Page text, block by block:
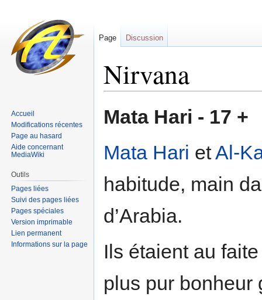
Nirvana
navigation
recherche
Mata Hari - 17 +
Mata Hari etAl-
habitude, main
d’Arabia.
Ils étaient au
plus pur bonheur
Page Discussion
Accueil
Modifications récentes
Page au hasard
Aide concernant
MediaWiki
Outils
Pages liées
Suivi des pages liées
Pages spéciales
Version imprimable
Lien permanent
Informations sur la page